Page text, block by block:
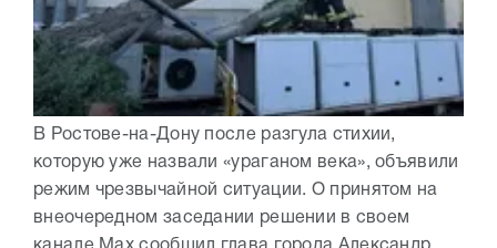
В Ростове-на-Дону после разгула стихии,
которую уже назвали «ураганом века», объявили
режим чрезвычайной ситуации. О принятом на
внеочередном заседании решении в своем